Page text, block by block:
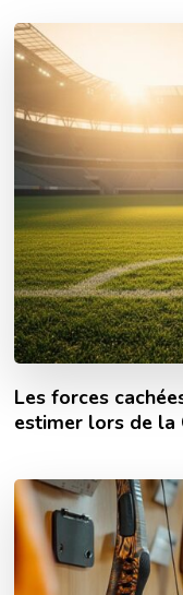
Les forces
estimer lors de la